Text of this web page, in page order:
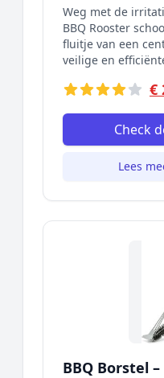
Weg met de
BBQ Rooster
fluitje van een
veilige en
€
Check
Lees
BBQ Borstel